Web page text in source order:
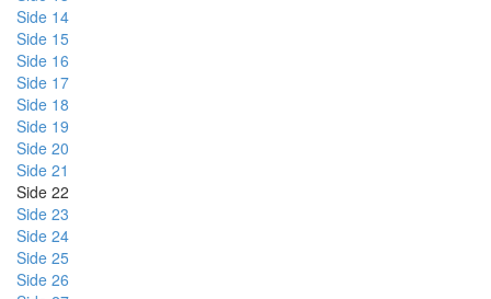
Side 14
Side 15
Side 16
Side 17
Side 18
Side 19
Side 20
Side 21
Side 22
Side 23
Side 24
Side 25
Side 26